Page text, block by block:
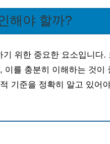
해야 할까?
위한 중요한 요소입니다.
를 충분히 이해하는 것이
기준을 정확히 알고 있어